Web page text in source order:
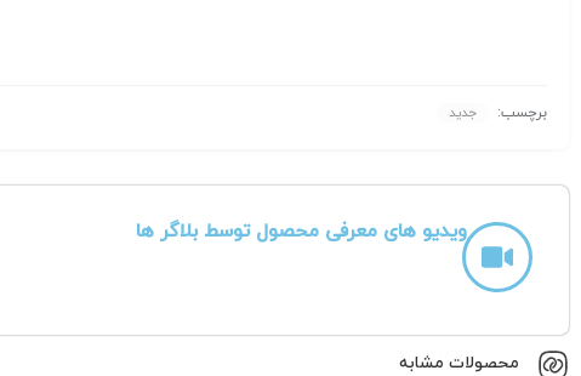
برچسب: جدید
ویدیو های معرفی محصول توسط بلاگر ها
محصولات مشابه